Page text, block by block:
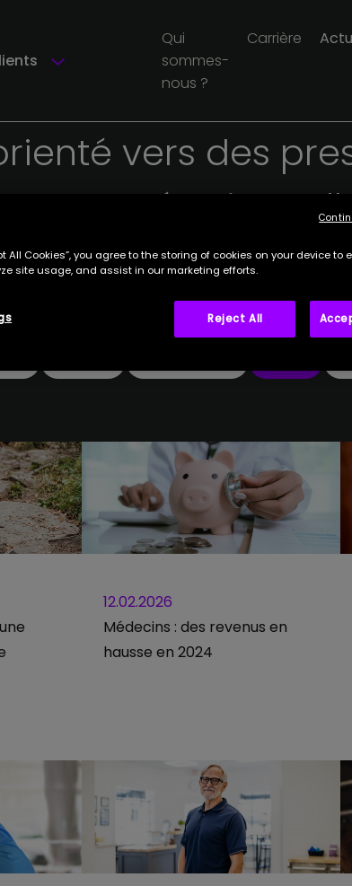
Qui
sommes-
nous ?
Carrière
vers des
12.02.2026
Médecins : des revenus en
hausse en 2024
All Cookies”, you agree to the storing of cookies on your device to
site usage, and assist in our marketing efforts.
Reject All